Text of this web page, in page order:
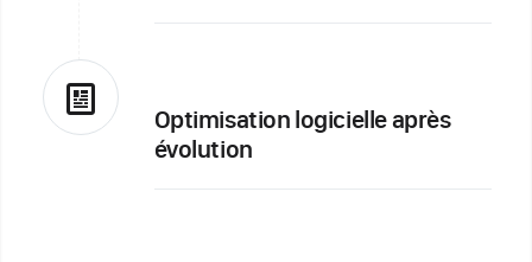
Optimisation logicielle après
évolution